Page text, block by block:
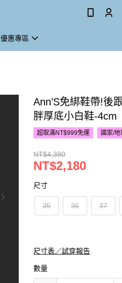
優惠專區
Ann’S免綁鞋帶!後
胖厚底小白鞋-4cm
超取滿NT$999免運 國家/
NT$4,380
NT$2,180
尺寸
35 36 37
尺寸表／試穿報告
數量